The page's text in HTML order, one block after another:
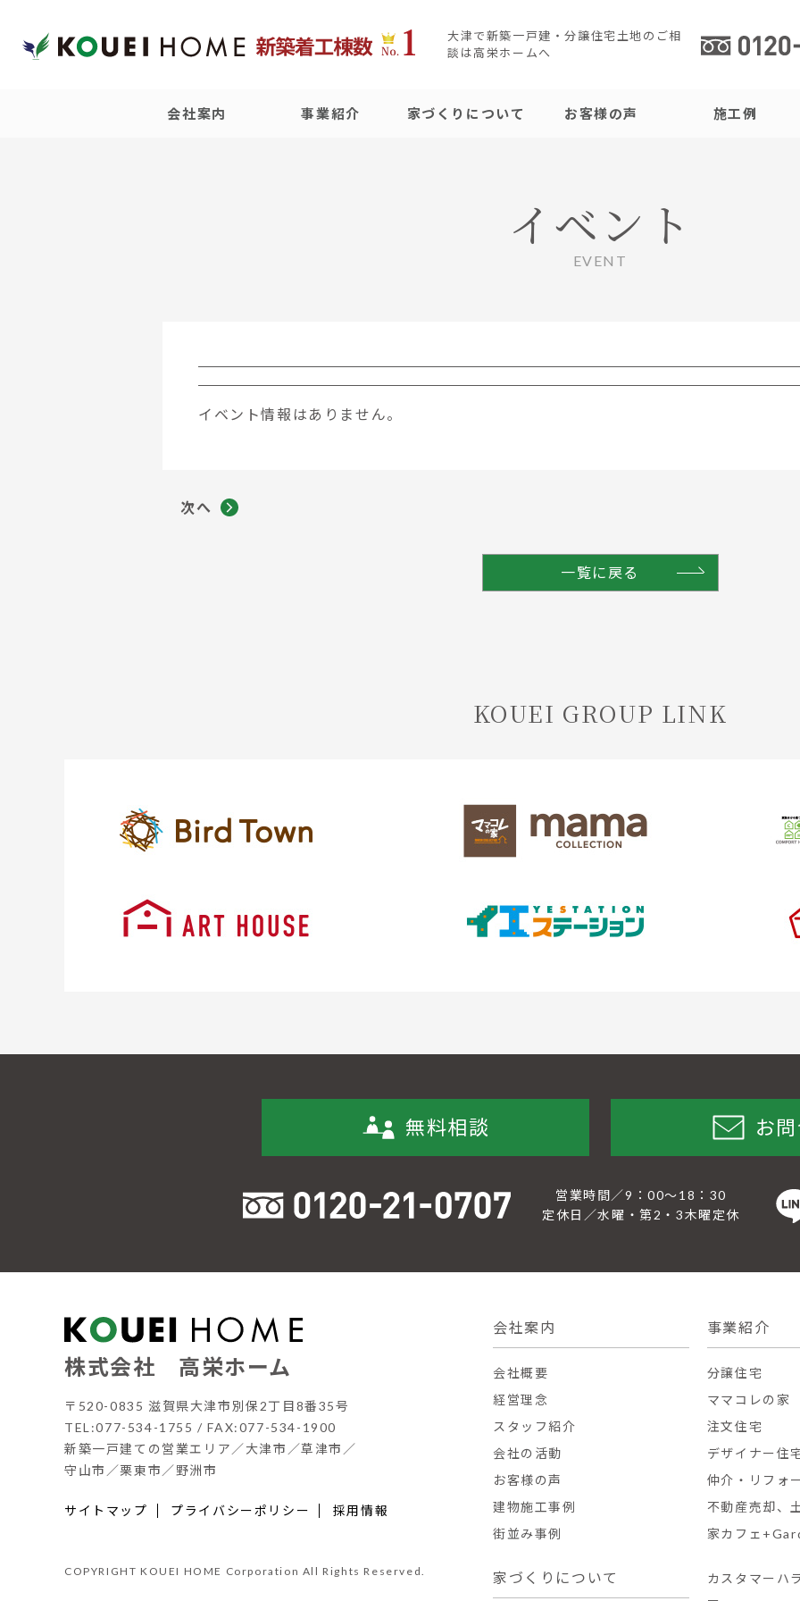
大津で新築一戸建・分譲住宅土地のご相
談は高栄ホームへ
会社案内 事業紹介 家づくりについて お客様の声 施工例
イベント
EVENT
イベント情報はありません。
次へ
一覧に戻る
KOUEI GROUP LINK
無料相談 お
営業時間／9：00〜18：30
定休日／水曜・第2・3木曜定休
株式会社 高栄ホーム
〒520-0835 滋賀県大津市別保2丁目8番35号
TEL:077-534-1755 / FAX:077-534-1900
新築一戸建ての営業エリア／大津市／草津市／
守山市／栗東市／野洲市
サイトマップ プライバシーポリシー 採用情報
COPYRIGHT KOUEI HOME Corporation All Rights Reserved.
会社案内
会社概要
経営理念
スタッフ紹介
会社の活動
お客様の声
建物施工事例
街並み事例
家づくりについて
事業紹介
分譲住宅
ママコレの家
注文住宅
デザイナー住
仲介・リフォ
不動産売却、
家カフェ
カスタマーハ